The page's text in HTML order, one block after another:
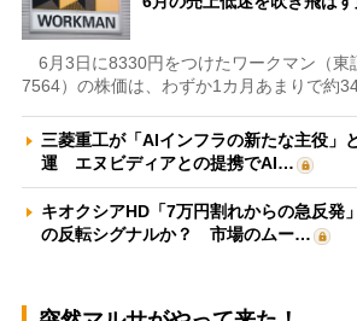
6月3日に8330円をつけたワークマン（東
7564）の株価は、わずか1カ月あまりで約
三菱重工が「AIインフラの新たな主役」
運 エヌビディアとの提携でAI…
キオクシアHD「7万円割れからの急反発
の反転シグナルか？ 市場のムー…